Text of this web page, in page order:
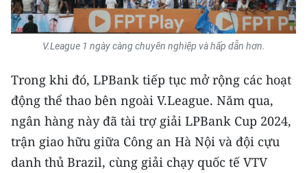
V.League 1 ngày càng chuyên nghiệp và hấp dẫn hơn.
Trong khi đó, LPBank tiếp tục mở rộng các hoạt
động thể thao bên ngoài V.League. Năm qua,
ngân hàng này đã tài trợ giải LPBank Cup 2024,
trận giao hữu giữa Công an Hà Nội và đội cựu
danh thủ Brazil, cùng giải chạy quốc tế VTV